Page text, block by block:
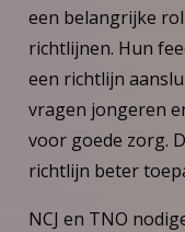
een belangrijke
richtlijnen. Hun
een richtlijn
vragen jongeren
voor goede zorg.
richtlijn beter
NCJ en TNO